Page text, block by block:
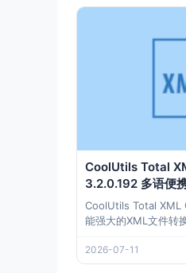
C、CSV 等常用格式
CoolUtils Total
3.2.0.192 多语便
CoolUtils Total XML
能强大的XML文件转
PDF和HTML等。同
格式的文件转换为XML文件
2026-07-11